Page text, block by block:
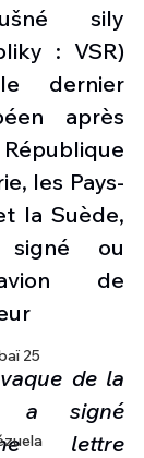
25
sily
: VSR)
dernier
après
les Pays-
la Suède,
ou
de
de la
a signé
lettre